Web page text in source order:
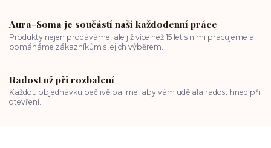
Aura-Soma je součástí naší každodenní práce
Produkty nejen prodáváme, ale již více než 15 let s nimi pracujeme a
pomáháme zákazníkům s jejich výběrem.
Radost už při rozbalení
Každou objednávku pečlivě balíme, aby vám udělala radost hned při
otevření.